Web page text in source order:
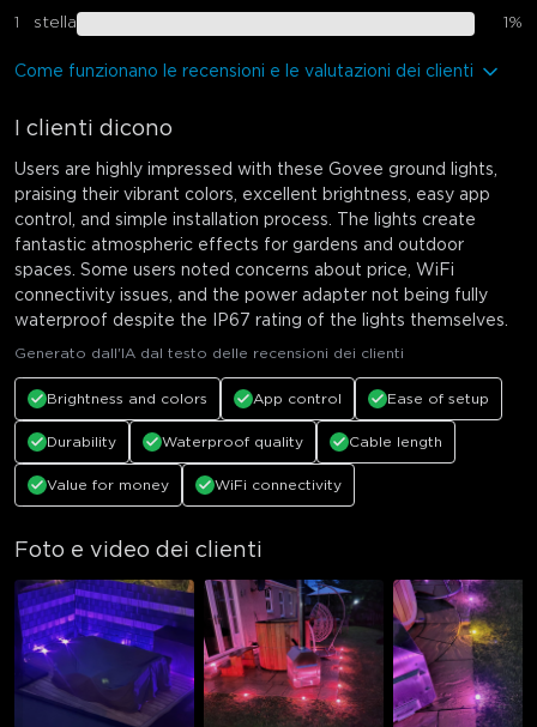
1 stella 1 %
Come funzionano le recensioni e le valutazioni dei clienti
I clienti dicono
Users are highly impressed with these Govee ground lights,
praising their vibrant colors, excellent brightness, easy app
control, and simple installation process. The lights create
fantastic atmospheric effects for gardens and outdoor
spaces. Some users noted concerns about price, WiFi
connectivity issues, and the power adapter not being fully
waterproof despite the IP67 rating of the lights themselves.
Generato dall'IA dal testo delle recensioni dei clienti
Brightness and colors App control Ease of setup
Durability Waterproof quality Cable length
Value for money WiFi connectivity
Foto e video dei clienti
close